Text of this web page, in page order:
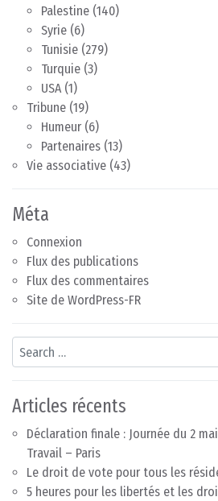
Palestine (140)
Syrie (6)
Tunisie (279)
Turquie (3)
USA(1)
Tribune (19)
Humeur (6)
Partenaires (13)
Vie associative (43)
Méta
Connexion
Flux des publications
Flux des commentaires
Site de WordPress-FR
Search
Articles récents
Déclaration finale : Journée du 2
Travail – Paris
Le droit de vote pour tous les
5 heures pour les libertés et les